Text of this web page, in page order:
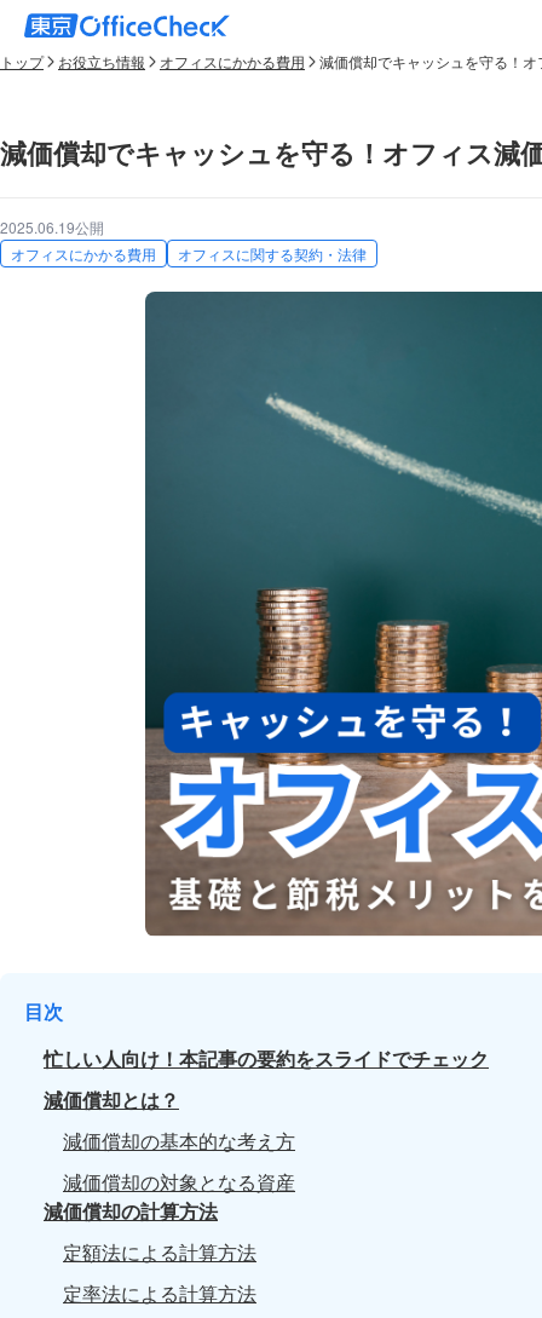
トップ お役立ち情報 オフィスにかかる費用 減価償却でキャッシュを守る！
減価償却でキャッシュを守る！オフィス減
2025.06.19公開
オフィスにかかる費用
オフィスに関する契約・法律
目次
忙しい人向け！本記事の要約をスライドでチェック
減価償却とは？
減価償却の基本的な考え方
減価償却の対象となる資産
減価償却の計算方法
定額法による計算方法
定率法による計算方法